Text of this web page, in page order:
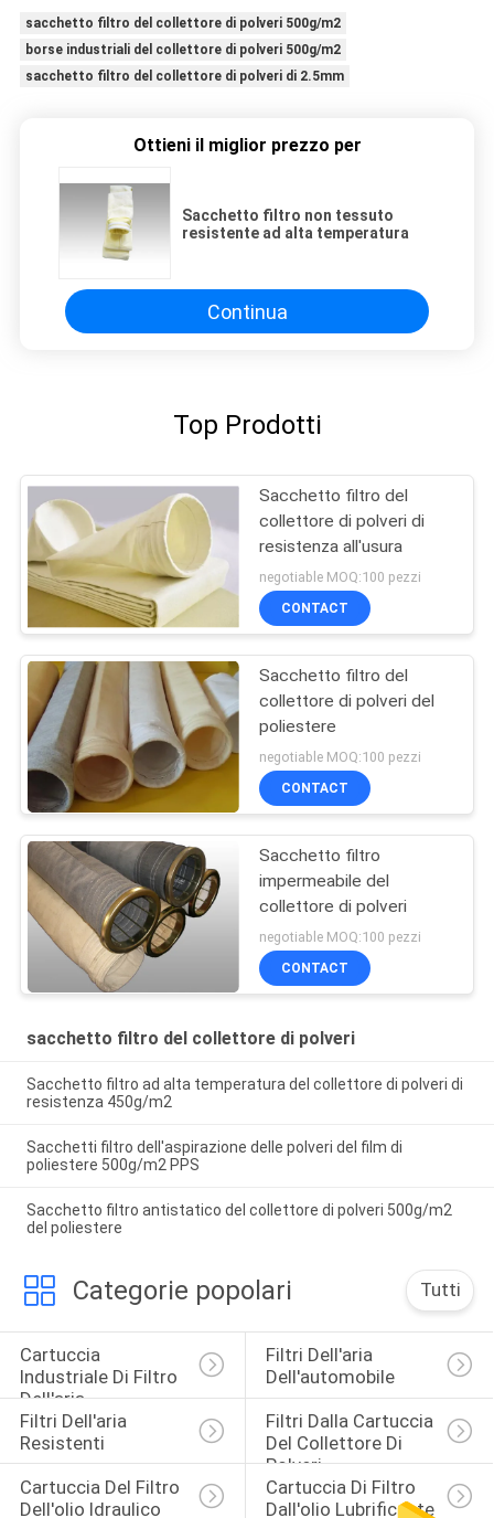
sacchetto filtro del collettore di polveri 500g/m2
borse industriali del collettore di polveri 500g/m2
sacchetto filtro del collettore di polveri di 2.5mm
Ottieni il miglior prezzo per
Sacchetto filtro non tessuto
resistente ad alta temperatura
Continua
Top Prodotti
Sacchetto filtro del
collettore di polveri di
resistenza all'usura
negotiable MOQ:100 pezzi
CONTACT
Sacchetto filtro del
collettore di polveri del
poliestere
negotiable MOQ:100 pezzi
CONTACT
Sacchetto filtro
impermeabile del
collettore di polveri
negotiable MOQ:100 pezzi
CONTACT
sacchetto filtro del collettore di polveri
Sacchetto filtro ad alta temperatura del collettore di polveri di
resistenza 450g/m2
Sacchetti filtro dell'aspirazione delle polveri del film di
poliestere 500g/m2 PPS
Sacchetto filtro antistatico del collettore di polveri 500g/m2
del poliestere
Categorie popolari Tutti
Cartuccia
Industriale Di Filtro
Dell'aria
Filtri Dell'aria
Dell'automobile
Filtri Dell'aria
Resistenti
Filtri Dalla Cartuccia
Del Collettore Di
Polveri
Cartuccia Del Filtro
Dell'olio Idraulico
Cartuccia Di Filtro
Dall'olio Lubrificante